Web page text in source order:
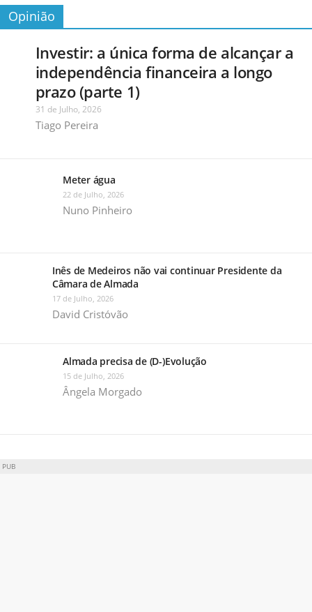
Opinião
Investir: a única forma de alcançar a
independência financeira a longo
prazo (parte 1)
31 de Julho, 2026
Tiago Pereira
Meter água
22 de Julho, 2026
Nuno Pinheiro
Inês de Medeiros não vai continuar Presidente da
Câmara de Almada
17 de Julho, 2026
David Cristóvão
Almada precisa de (D-)Evolução
15 de Julho, 2026
Ângela Morgado
PUB